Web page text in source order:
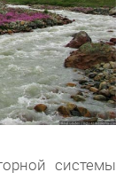
системы